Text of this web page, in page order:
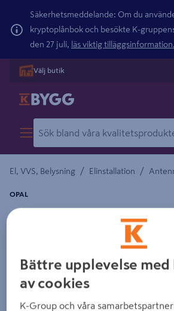
Säkerhetsmeddelande: Om du
kryptoplånbok och besökte K-
den 27 juli, läs viktig tilläggsinformation.
Välj butik
El, VVS, Belysning / Elinstallation /
ANTENNUTTAG OPAL TV/
OPAL
Detaljerad beskrivning finns i
Bättre upplevelse med
av cookies
K-Group och våra